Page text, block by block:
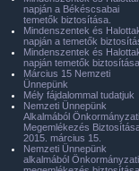
napján a Békéscsabai
temetők biztosítása.
Mindenszentek és
napján a temetők
Mindenszentek és
napján temetők biztosítása.
Március 15 Nemzeti
Ünnepünk
Mély fájdalommal tudatjuk
Nemzeti Ünnepünk
Alkalmából Önkormányzati
Megemlékezés
2015. március 15.
Nemzeti Ünnepünk
alkalmából Önkormányzati